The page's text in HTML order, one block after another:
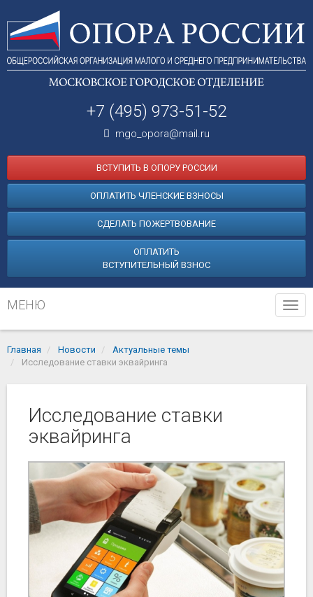
+7 (495) 973-51-52
mgo_opora@mail.ru
ВСТУПИТЬ В ОПОРУ РОССИИ
ОПЛАТИТЬ ЧЛЕНСКИЕ ВЗНОСЫ
СДЕЛАТЬ ПОЖЕРТВОВАНИЕ
ОПЛАТИТЬ
ВСТУПИТЕЛЬНЫЙ ВЗНОС
МЕНЮ
Главная Новости
Актуальные темы
Исследование ставки эквайринга
Исследование ставки
эквайринга